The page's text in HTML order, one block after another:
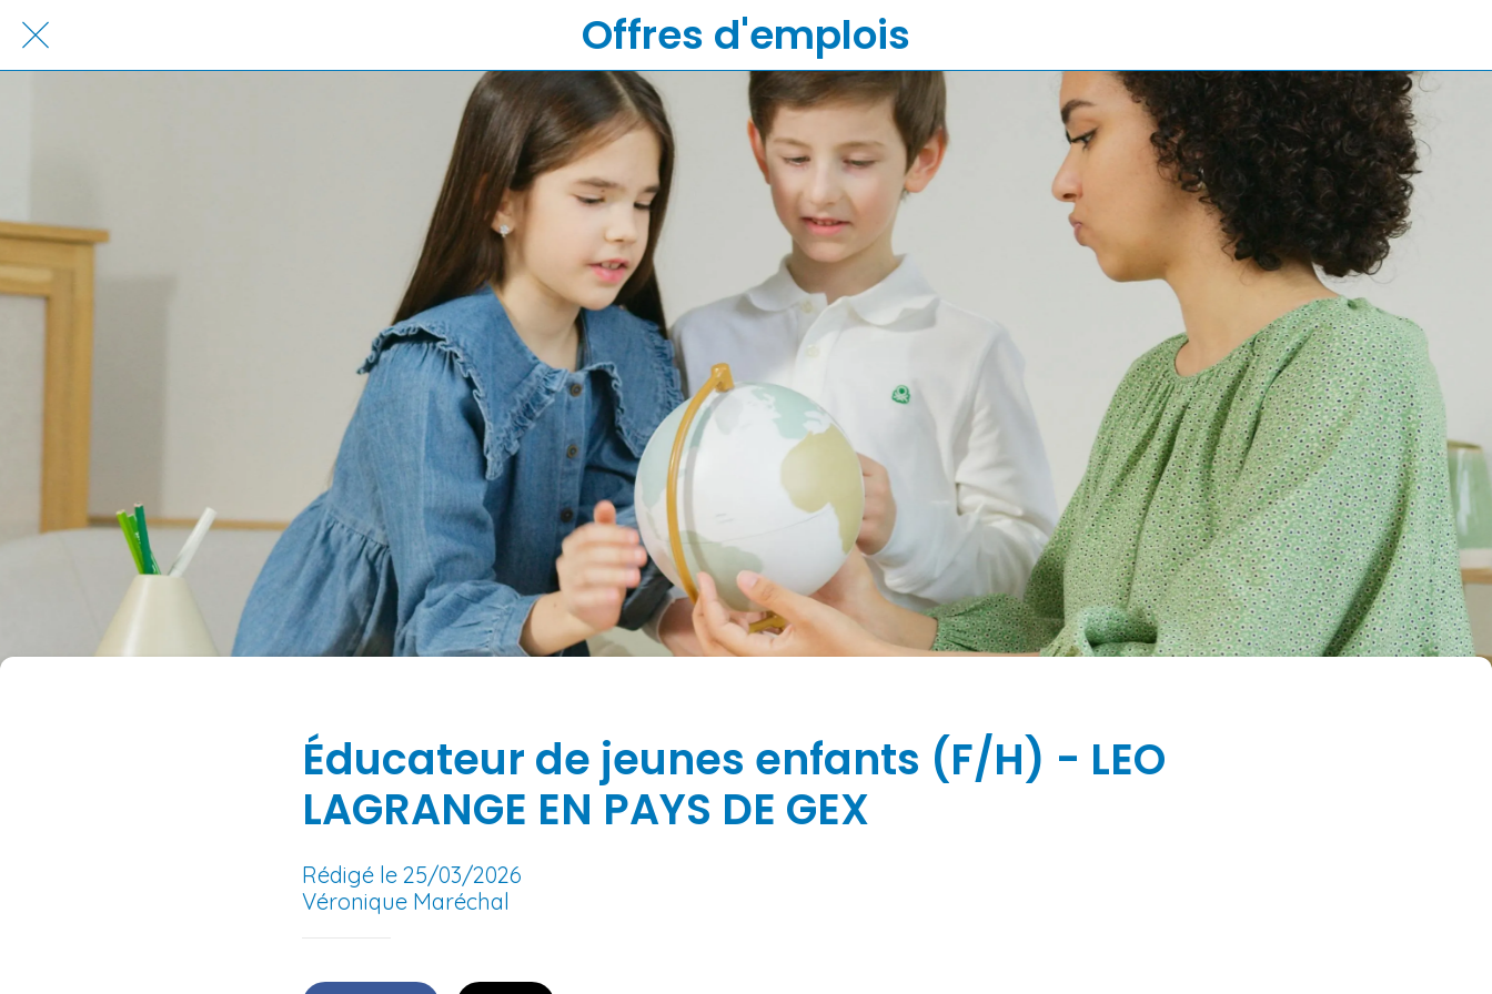
Offres d'emplois
Éducateur de jeunes enfants (F/H) - LEO
LAGRANGE EN PAYS DE GEX
Rédigé le 25/03/2026
Véronique Maréchal